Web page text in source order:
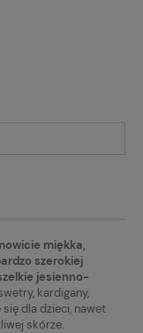
miękka,
szerokiej
jesienno-
kardigany,
się dla dzieci, nawet
skórze.